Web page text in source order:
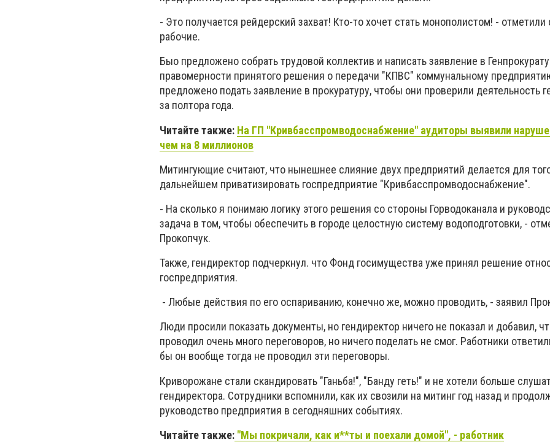
- Это получается рейдерский захват! Кто-то хочет стать монополистом! -
рабочие.
Быо предложено собрать трудовой коллектив и написать заявление в
правомерности принятого решения о передачи "КПВС" коммунальному
предложено подать заявление в прокуратуру, чтобы они проверили деятельность
за полтора года.
Читайте также: На ГП "Кривбасспромводоснабжение" аудиторы выявили
чем на 8 миллионов
Митингующие считают, что нынешнее слияние двух предприятий делается для
дальнейшем приватизировать госпредприятие "Кривбасспромводоснабжение".
- На сколько я понимаю логику этого решения со стороны Горводоканала и
задача в том, чтобы обеспечить в городе целостную систему водоподготовки, -
Прокопчук.
Также, гендиректор подчеркнул. что Фонд госимущества уже принял решение
госпредприятия.
- Любые действия по его оспариванию, конечно же, можно проводить, - заявил
Люди просили показать документы, но гендиректор ничего не показал и добавил,
проводил очень много переговоров, но ничего поделать не смог. Работники
бы он вообще тогда не проводил эти переговоры.
Криворожане стали скандировать "Ганьба!", "Банду геть!" и не хотели больше
гендиректора. Сотрудники вспомнили, как их свозили на митинг год назад и
руководство предприятия в сегодняшних событиях.
Читайте также: "Мы покричали, как и**ты и поехали домой", - работник